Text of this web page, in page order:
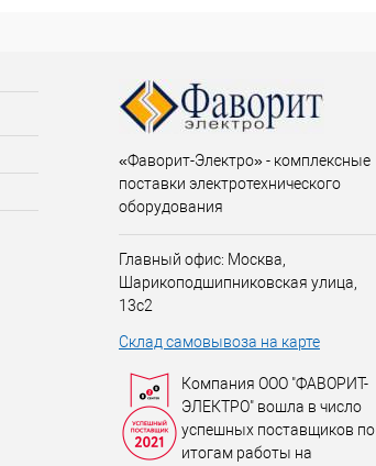
«Фаворит-Электро» - комплексные
поставки электротехнического
оборудования
Главный офис: Москва,
Шарикоподшипниковская улица,
13с2
Склад самовывоза на карте
Компания ООО "ФАВОРИТ-
ЭЛЕКТРО" вошла в число
успешных поставщиков по
итогам работы на